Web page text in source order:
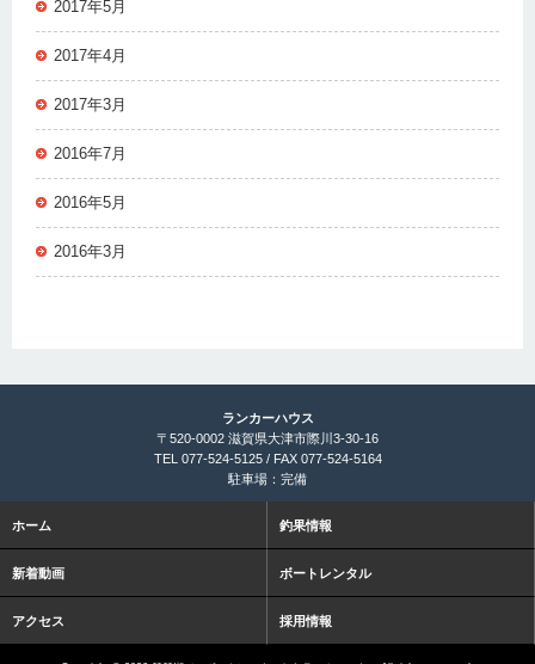
2017年5月
2017年4月
2017年3月
2016年7月
2016年5月
2016年3月
ランカーハウス
〒520-0002 滋賀県大津市際川3-30-16
TEL 077-524-5125 / FAX 077-524-5164
駐車場：完備
ホーム 釣果情報
新着動画 ボートレンタル
アクセス 採用情報